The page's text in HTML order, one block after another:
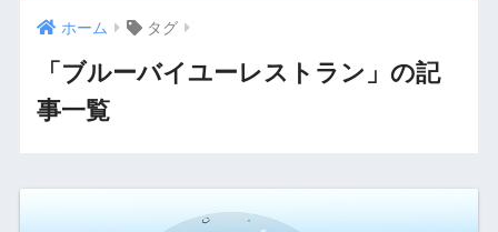
ホーム タグ
「ブルーバイユーレストラン」の記
事一覧